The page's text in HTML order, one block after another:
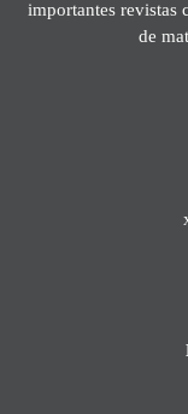
importantes revistas
de